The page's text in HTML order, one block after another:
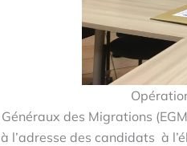
des Migrations
l’adresse des candidats à